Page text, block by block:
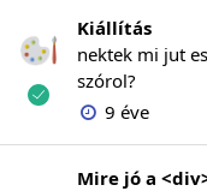
Kiállítás
nektek mi jut
szórol?
9 éve
Mire jó a